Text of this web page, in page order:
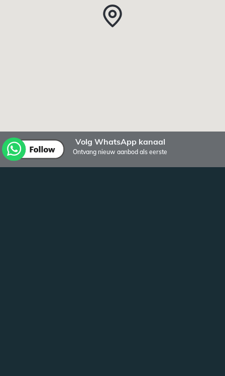
Volg WhatsApp kanaal
Ontvang nieuw aanbod als eerste